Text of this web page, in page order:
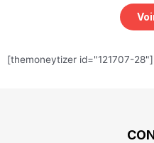
[themoneytizer id="121707-28"]